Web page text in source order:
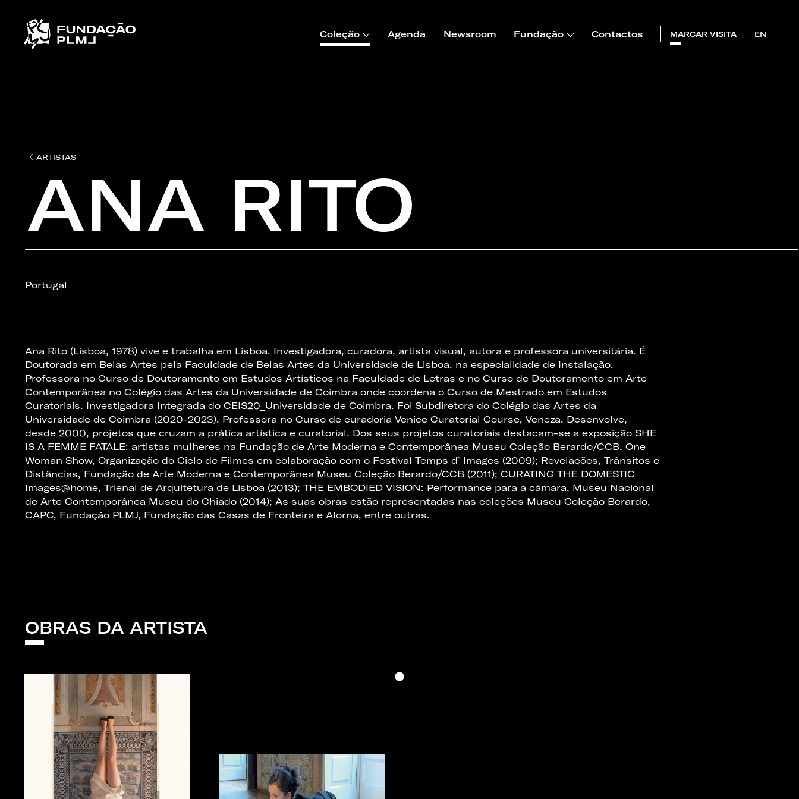
Coleção Agenda Newsroom Fundação Contactos MARCAR VISITA EN
ARTISTAS
ANA RITO
Portugal
Ana Rito (Lisboa, 1978) vive e trabalha em Lisboa. Investigadora, curadora, artista visual, autora e professora universitária. É
Doutorada em Belas Artes pela Faculdade de Belas Artes da Universidade de Lisboa, na especialidade de Instalação.
Professora no Curso de Doutoramento em Estudos Artísticos na Faculdade de Letras e no Curso de Doutoramento em Arte
Contemporânea no Colégio das Artes da Universidade de Coimbra onde coordena o Curso de Mestrado em Estudos
Curatoriais. Investigadora Integrada do CEIS20_Universidade de Coimbra. Foi Subdiretora do Colégio das Artes da
Universidade de Coimbra (2020-2023). Professora no Curso de curadoria Venice Curatorial Course, Veneza. Desenvolve,
desde 2000, projetos que cruzam a prática artística e curatorial. Dos seus projetos curatoriais destacam-se a exposição SHE
IS A FEMME FATALE: artistas mulheres na Fundação de Arte Moderna e Contemporânea Museu Coleção Berardo/CCB, One
Woman Show, Organização do Ciclo de Filmes em colaboração com o Festival Temps d`Images (2009); Revelações, Trânsitos e
Distâncias, Fundação de Arte Moderna e Contemporânea Museu Coleção Berardo/CCB (2011); CURATING THE DOMESTIC
Images@home, Trienal de Arquitetura de Lisboa (2013); THE EMBODIED VISION: Performance para a câmara, Museu Nacional
de Arte Contemporânea Museu do Chiado (2014); As suas obras estão representadas nas coleções Museu Coleção Berardo,
CAPC, Fundação PLMJ, Fundação das Casas de Fronteira e Alorna, entre outras.
OBRAS DA ARTISTA